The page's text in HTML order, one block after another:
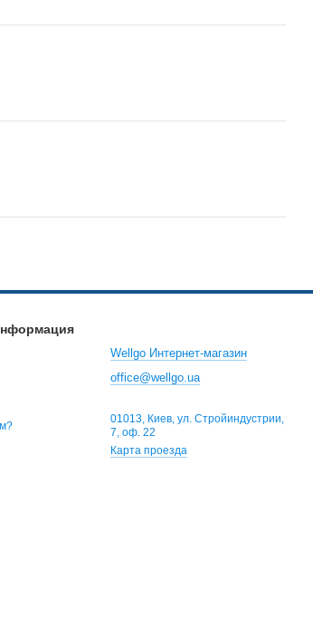
Wellgo Интернет-магазин
office@wellgo.ua
01013, Киев, ул. Стройиндустрии,
7, оф. 22
Карта проезда